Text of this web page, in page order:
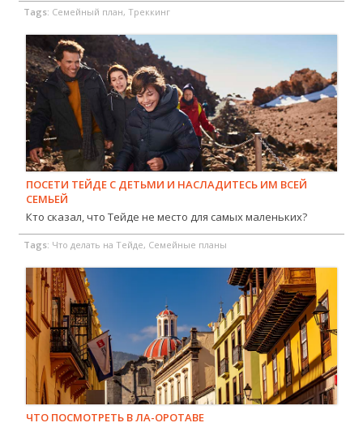
Tags: Семейный план, Треккинг
ПОСЕТИ ТЕЙДЕ С ДЕТЬМИ И НАСЛАДИТЕСЬ ИМ ВСЕЙ
СЕМЬЕЙ
Кто сказал, что Тейде не место для самых маленьких?
Tags: Что делать на Тейде, Семейные планы
ЧТО ПОСМОТРЕТЬ В ЛА-ОРОТАВЕ